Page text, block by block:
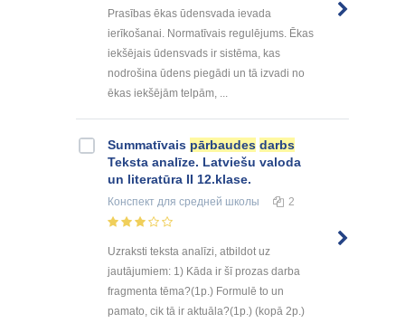
Prasības ēkas ūdensvada ievada
ierīkošanai. Normatīvais regulējums. Ēkas
iekšējais ūdensvads ir sistēma, kas
nodrošina ūdens piegādi un tā izvadi no
ēkas iekšējām telpām, ...
Summatīvais pārbaudes darbs
Teksta analīze. Latviešu valoda
un literatūra II 12.klase.
Конспект для средней школы 2
Uzraksti teksta analīzi, atbildot uz
jautājumiem: 1) Kāda ir šī prozas darba
fragmenta tēma?(1p.) Formulē to un
pamato, cik tā ir aktuāla?(1p.) (kopā 2p.)